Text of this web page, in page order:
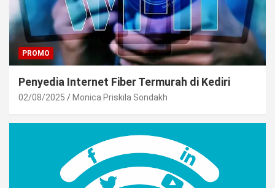
PROMO
Penyedia Internet Fiber Termurah di Kediri
02/08/2025 Monica Priskila Sondakh